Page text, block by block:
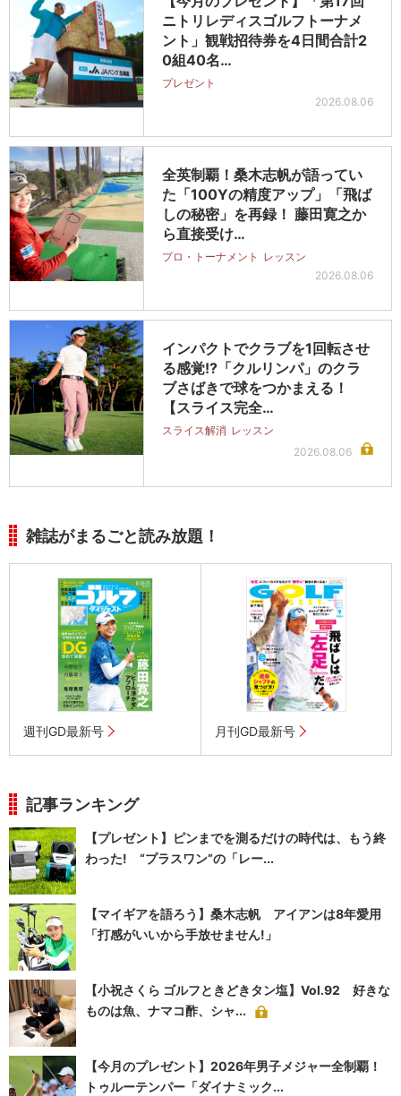
ニトリレディスゴルフトーナメ
ント」観戦招待券を4日間合計2
0組40名…
プレゼント
2026.08.06
全英制覇！桑木志帆が語ってい
た「100Yの精度アップ」「飛ば
しの秘密」を再録！ 藤田寛之か
ら直接受け…
プロ・トーナメント レッスン
2026.08.06
インパクトでクラブを1回転させ
る感覚!?「クルリンパ」のクラ
ブさばきで球をつかまえる！
【スライス完全…
スライス解消 レッスン
2026.08.06
雑誌がまるごと読み放題！
週刊GD最新号 月刊GD最新号
記事ランキング
【プレゼント】ピンまでを測るだけの時代は、もう終
わった! “プラスワン”の「レー...
【マイギアを語ろう】桑木志帆 アイアンは8年愛用
「打感がいいから手放せません!」
【小祝さくら ゴルフときどきタン塩】Vol.92 好きな
ものは魚、ナマコ酢、シャ...
【今月のプレゼント】2026年男子メジャー全制覇！
トゥルーテンパー「ダイナミック...